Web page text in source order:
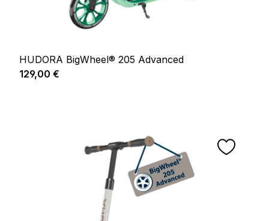
HUDORA BigWheel® 205 Advanced
Prix régulier :
129,00 €